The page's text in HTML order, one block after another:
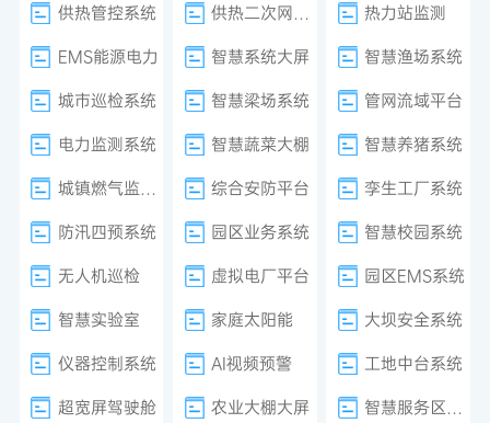
供热管控系统
供热二次网平衡
热力站监测
EMS能源电力
智慧系统大屏
智慧渔场系统
城市巡检系统
智慧梁场系统
管网流域平台
电力监测系统
智慧蔬菜大棚
智慧养猪系统
城镇燃气监测系统
综合安防平台
孪生工厂系统
防汛四预系统
园区业务系统
智慧校园系统
无人机巡检
虚拟电厂平台
园区EMS系统
智慧实验室
家庭太阳能
大坝安全系统
仪器控制系统
AI视频预警
工地中台系统
超宽屏驾驶舱
农业大棚大屏
智慧服务区系统